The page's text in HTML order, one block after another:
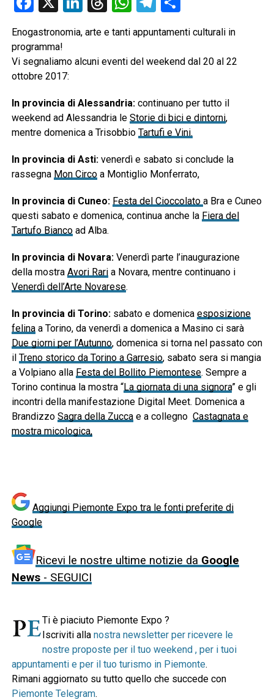
Enogastronomia, arte e tanti appuntamenti culturali in
programma!
Vi segnaliamo alcuni eventi del weekend dal 20 al 22
ottobre 2017:
In provincia di Alessandria: continuano per tutto il
weekend ad Alessandria le Storie di bici e dintorni,
mentre domenica a Trisobbio Tartufi e Vini.
In provincia di Asti: venerdì e sabato si conclude la
rassegna Mon Circoa Montiglio Monferrato,
In provincia di Cuneo: Festa del Cioccolato a Bra e Cuneo
questi sabato e domenica, continua anche la Fiera del
Tartufo Biancoad Alba.
In provincia di Novara: Venerdì parte l’inaugurazione
della mostra Avori Raria Novara, mentre continuano i
Venerdì dell’Arte Novarese.
In provincia di Torino: sabato e domenica esposizione
felinaa Torino, da venerdì a domenica a Masino ci sarà
Due giorni per l’Autunno, domenica si torna nel passato con
il Treno storico da Torino a Garresio, sabato sera si mangia
a Volpiano alla Festa del Bollito Piemontese. Sempre a
Torino continua la mostra “La giornata di una signora” e gli
incontri della manifestazione Digital Meet. Domenica a
Brandizzo Sagra della Zuccae a collegno Castagnata e
mostra micologica,
Aggiungi Piemonte Expo tra le fonti preferite di
Google
Ricevi le nostre ultime notizie da Google
News- SEGUICI
Ti è piaciuto Piemonte Expo ?
Iscriviti alla nostra newsletter per ricevere le
nostre proposte per il tuo weekend , per i tuoi
appuntamenti e per il tuo turismo in Piemonte.
Rimani aggiornato su tutto quello che succede con
Piemonte Telegram.